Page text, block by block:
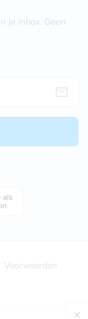
je inbox. Geen
Voorwaarden